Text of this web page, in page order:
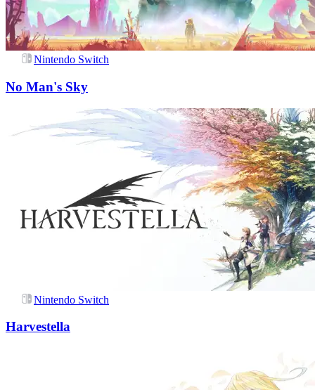
Nintendo Switch
No Man's Sky
Nintendo Switch
Harvestella